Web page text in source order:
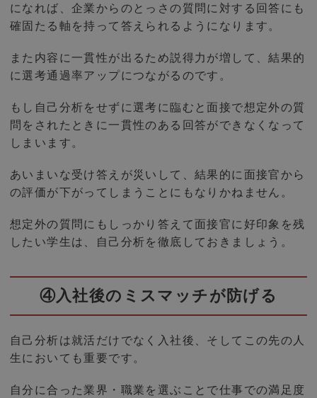
になれば、企業からのとっさの質問に対する回答にも
確固たる軸を持って答えられるようになります。
また内容に一貫性が出るため説得力が増して、結果的
に選考通過率アップにつながるのです。
もし自己分析をせずに選考に臨むと面接で想定外の質
問をされたときに一貫性のある回答ができなくなって
しまいます。
あいまいな受け答えが災いして、結果的に面接官から
の評価が下がってしまうことにもなりかねません。
想定外の質問にもしっかり答えて面接官に好印象を残
したい学生は、自己分析を徹底しておきましょう。
④入社後のミスマッチが防げる
自己分析は就活だけでなく入社後、そしてこの先の人
生においても重要です。
自分に合った業界・職業を選ぶことで仕事での満足度